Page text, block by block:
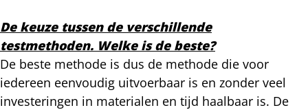
De keuze tussen de verschillende
testmethoden. Welke is de beste?
De beste methode is dus de methode die voor
iedereen eenvoudig uitvoerbaar is en zonder veel
investeringen in materialen en tijd haalbaar is. De